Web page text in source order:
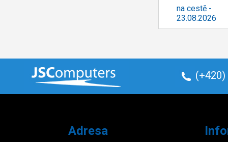
na cestě -
23.08.2026
(+420)
Adresa